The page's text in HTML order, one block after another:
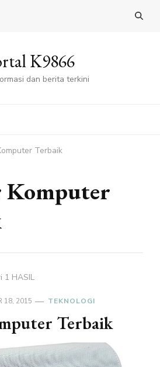
K9866
dan berita terkini
Terbaik
Komputer
1 HASIL
18, 2015 TEKNOLOGI
Terbaik